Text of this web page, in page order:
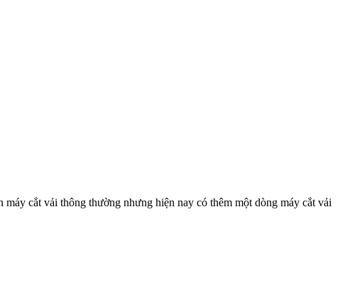
cắt vải thông thường nhưng hiện nay có thêm một dòng máy cắt vải